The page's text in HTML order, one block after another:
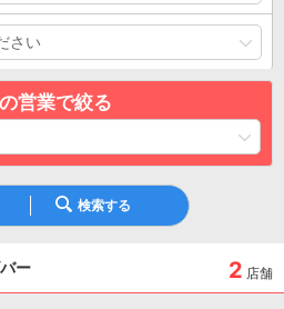
営業で絞る
検索する
ー 2 店舗